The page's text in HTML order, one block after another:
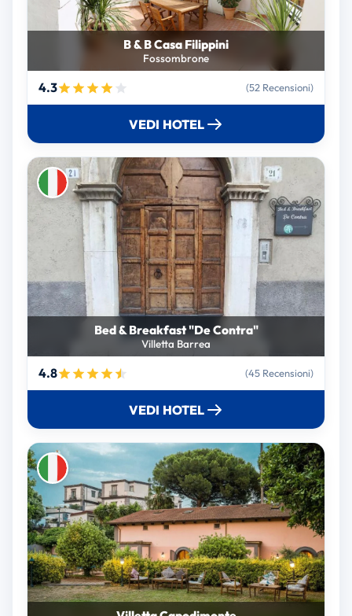
B & B Casa Filippini
Fossombrone
4.3 (52 Recensioni)
VEDI HOTEL
Bed & Breakfast "De Contra"
Villetta Barrea
4.8 (45 Recensioni)
VEDI HOTEL